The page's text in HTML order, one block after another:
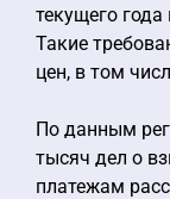
текущего
Такие
цен, в том
По данным
тысяч дел о
платежам